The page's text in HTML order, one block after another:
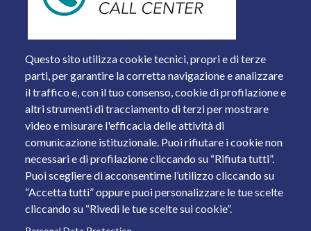
Questo sito utilizza cookie tecnici, propri e di terze
parti, per garantire la corretta navigazione e analizzare
il traffico e, con il tuo consenso, cookie di profilazione e
altri strumenti di tracciamento di terzi per mostrare
video e misurare l'efficacia delle attività di
comunicazione istituzionale. Puoi rifiutare i cookie non
necessari e di profilazione cliccando su “Rifiuta tutti”.
Puoi scegliere di acconsentirne l’utilizzo cliccando su
“Accetta tutti” oppure puoi personalizzare le tue scelte
cliccando su “Rivedi le tue scelte sui cookie”.
Piazza del Mercato, 15 - 25121 Brescia
Tel. +39 030 2988.1 PEC:
ammcentr@cert.unibs.it
Partita IVA: 01773710171 Codice Fiscale: 98007650173